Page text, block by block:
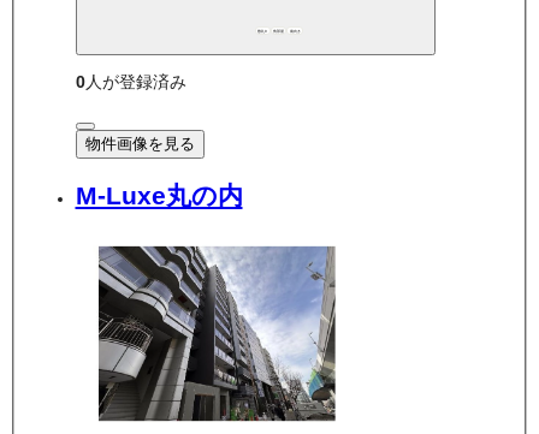
敷礼0 角部屋 南向き
0人が登録済み
物件画像を見る
M-Luxe丸の内